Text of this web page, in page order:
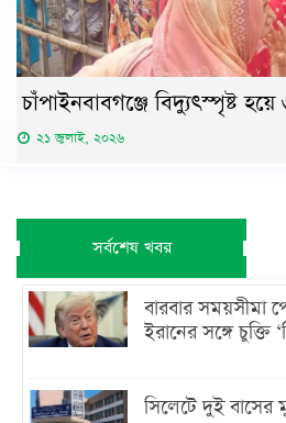
চাঁপাইনবাবগঞ্জে বিদ্যুৎস্পৃষ্ট
২১ জুলাই, ২০২৬
সর্বশেষ খবর
বারবার সময়সীমা
ইরানের সঙ্গে চুক্তি
সিলেটে দুই বাসের